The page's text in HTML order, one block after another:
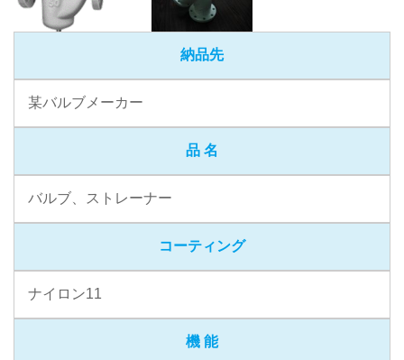
納品先
某バルブメーカー
品 名
バルブ、ストレーナー
コーティング
ナイロン11
機 能